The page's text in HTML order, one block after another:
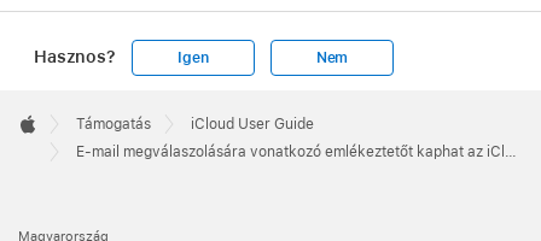
Hasznos? Igen Nem
Footer

Apple
Támogatás
iCloud User Guide
E-mail megválaszolására vonatkozó emlékeztetőt kaphat az iCloud.com Mail területén
Magyarország